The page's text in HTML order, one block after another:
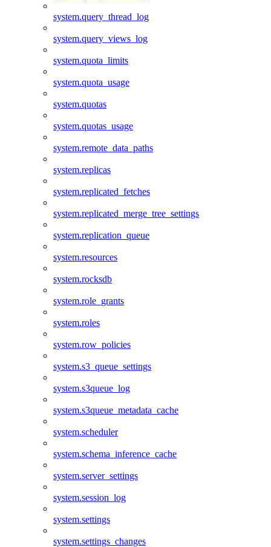
system.query_thread_log
system.query_views_log
system.quota_limits
system.quota_usage
system.quotas
system.quotas_usage
system.remote_data_paths
system.replicas
system.replicated_fetches
system.replicated_merge_tree_settings
system.replication_queue
system.resources
system.rocksdb
system.role_grants
system.roles
system.row_policies
system.s3_queue_settings
system.s3queue_log
system.s3queue_metadata_cache
system.scheduler
system.schema_inference_cache
system.server_settings
system.session_log
system.settings
system.settings_changes